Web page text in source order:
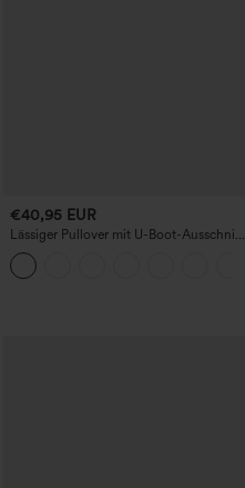
€40,95 EUR
Lässiger Pullover mit U-Boot-Ausschnitt
und Fledermausärmeln.